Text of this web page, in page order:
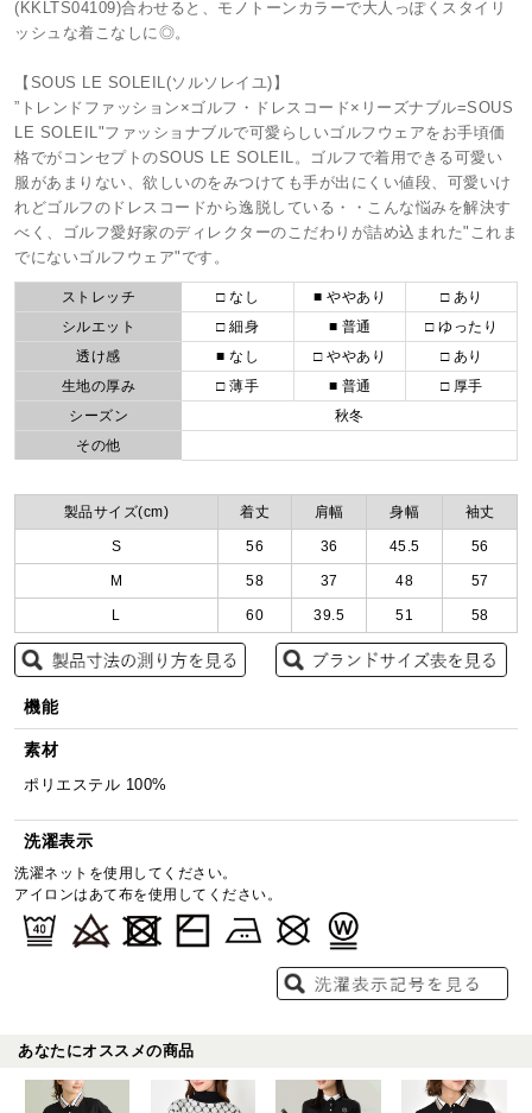
(KKLTS04109)合わせると、モノトーンカラーで大人っぽくスタイリ
ッシュな着こなしに◎。
【SOUS LE SOLEIL(ソルソレイユ)】
”トレンドファッション×ゴルフ・ドレスコード×リーズナブル=SOUS
LE SOLEIL"ファッショナブルで可愛らしいゴルフウェアをお手頃価
格でがコンセプトのSOUS LE SOLEIL。ゴルフで着用できる可愛い
服があまりない、欲しいのをみつけても手が出にくい値段、可愛いけ
れどゴルフのドレスコードから逸脱している・・こんな悩みを解決す
べく、ゴルフ愛好家のディレクターのこだわりが詰め込まれた"これま
でにないゴルフウェア"です。
ストレッチ □ なし ■ ややあり
□ あり
シルエット
□ 細身 ■ 普通
□ ゆったり
透け感
■ なし □ ややあり
□ あり
生地の厚み
□ 薄手 ■ 普通
□ 厚手
シーズン
秋冬
その他
製品サイズ(cm) 着丈 肩幅 身幅 袖丈
S 56 36 45.5 56
M 58 37 48 57
L 60 39.5 51 58
機能
素材
ポリエステル 100%
洗濯表示
洗濯ネットを使用してください。
アイロンはあて布を使用してください。
あなたにオススメの商品